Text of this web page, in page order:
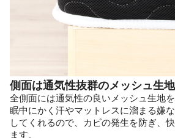
側面は通気性抜群のメッシュ生地
全側面には通気性の良いメッシュ生地
眠中にかく汗やマットレスに溜まる嫌
してくれるので、カビの発生を防ぎ、
ます。